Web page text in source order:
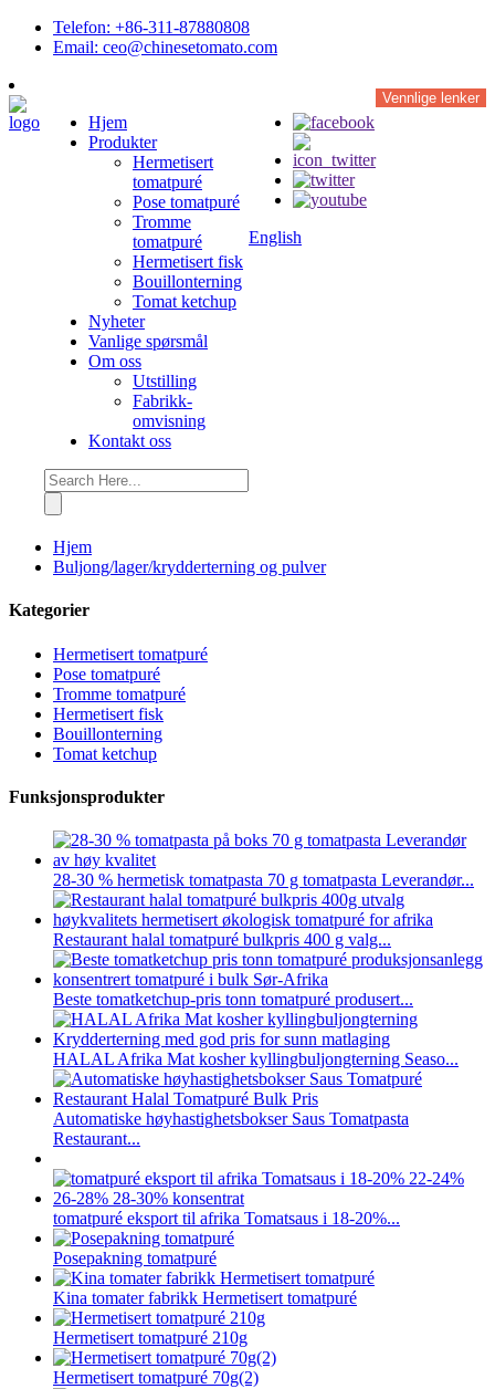
Telefon: +86-311-87880808
Email: ceo@chinesetomato.com
Vennlige lenker
Hjem
Produkter
Hermetisert
tomatpuré
Pose tomatpuré
Tromme
tomatpuré
Hermetisert fisk
Bouillonterning
Tomat ketchup
Nyheter
Vanlige spørsmål
Om oss
Utstilling
Fabrikk-
omvisning
Kontakt oss
English
Hjem
Buljong/lager/krydderterning og pulver
Kategorier
Hermetisert tomatpuré
Pose tomatpuré
Tromme tomatpuré
Hermetisert fisk
Bouillonterning
Tomat ketchup
Funksjonsprodukter
28-30 % hermetisk tomatpasta 70 g tomatpasta Leverandør...
Restaurant halal tomatpuré bulkpris 400 g valg...
Beste tomatketchup-pris tonn tomatpuré produsert...
HALAL Afrika Mat kosher kyllingbuljongterning Seaso...
Automatiske høyhastighetsbokser Saus Tomatpasta
Restaurant...
tomatpuré eksport til afrika Tomatsaus i 18-20%...
Posepakning tomatpuré
Kina tomater fabrikk Hermetisert tomatpuré
Hermetisert tomatpuré 210g
Hermetisert tomatpuré 70g(2)